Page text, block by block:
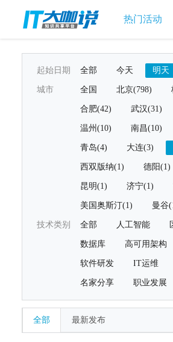
热门活动
起始日期 全部 今天 明天
城市 全国 北京(798)
合肥(42) 武汉(31)
温州(10) 南昌(10)
青岛(4) 大连(3)
西双版纳(1) 德阳(1)
昆明(1) 济宁(1)
美国奥斯汀(1) 曼谷
技术类别 全部 人工智能
数据库 高可用架构
软件研发 IT运维
名家分享 职业发展
全部 最新发布